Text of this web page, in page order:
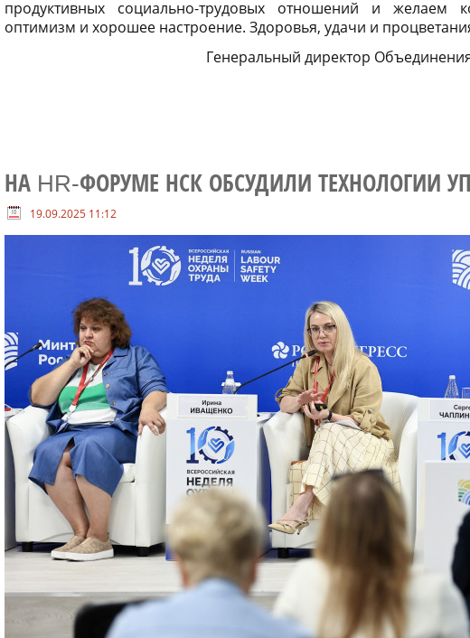
продуктивных социально-трудовых отношений и желаем
оптимизм и хорошее настроение. Здоровья, удачи и
Генеральный директор
НА HR-ФОРУМЕ НСК ОБСУДИЛИ ТЕХНОЛОГИИ
19.09.2025 11:12